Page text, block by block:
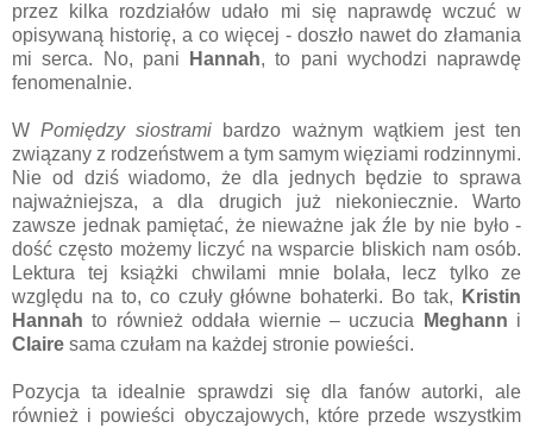
przez kilka rozdziałów udało mi się naprawdę wczuć w
opisywaną historię, a co więcej - doszło nawet do złamania
mi serca. No, pani
Hannah, to pani wychodzi naprawdę
fenomenalnie.
WPomiędzy siostrami bardzo ważnym wątkiem jest ten
związany z rodzeństwem a tym samym więziami rodzinnymi.
Nie od dziś wiadomo, że dla jednych będzie to sprawa
najważniejsza, a dla drugich już niekoniecznie. Warto
zawsze jednak pamiętać, że nieważne jak źle by nie było -
dość często możemy liczyć na wsparcie bliskich nam osób.
Lektura tej książki chwilami mnie bolała, lecz tylko ze
względu na to, co czuły główne bohaterki. Bo tak,
Kristin
Hannah to również oddała wiernie – uczucia Meghann i
Claire sama czułam na każdej stronie powieści.
Pozycja ta idealnie sprawdzi się dla fanów autorki, ale
również i powieści obyczajowych, które przede wszystkim